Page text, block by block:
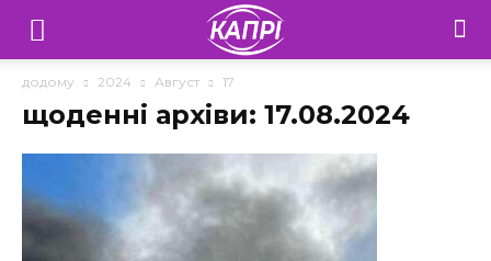
Телебачення
«Капрі»
додому 2024 Август 17
щоденні архіви: 17.08.2024